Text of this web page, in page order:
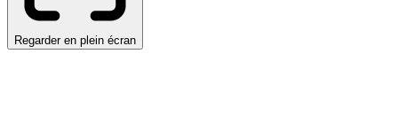
Regarder en plein écran